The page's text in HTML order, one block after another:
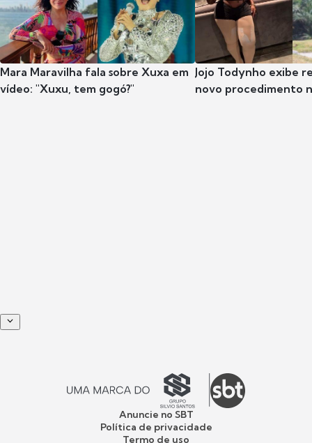
Mara Maravilha fala sobre Xuxa em
vídeo: "Xuxu, tem gogó?"
Jojo Todynho exibe
novo procedimento
Anuncie no SBT
Política de privacidade
Termo de uso